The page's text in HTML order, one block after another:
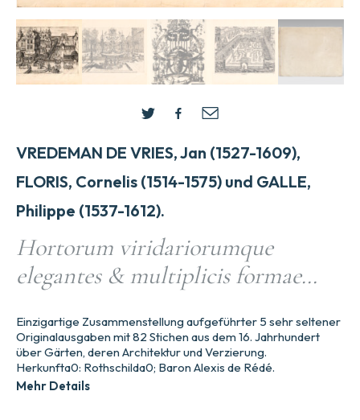
VREDEMAN DE VRIES, Jan (1527-1609),
FLORIS, Cornelis (1514-1575) und GALLE,
Philippe (1537-1612).
Hortorum viridariorumque
elegantes & multiplicis formae…
Einzigartige Zusammenstellung aufgeführter 5 sehr seltener
Originalausgaben mit 82 Stichen aus dem 16. Jahrhundert
über Gärten, deren Architektur und Verzierung.
Herkunfta0: Rothschilda0; Baron Alexis de Rédé.
Mehr Details